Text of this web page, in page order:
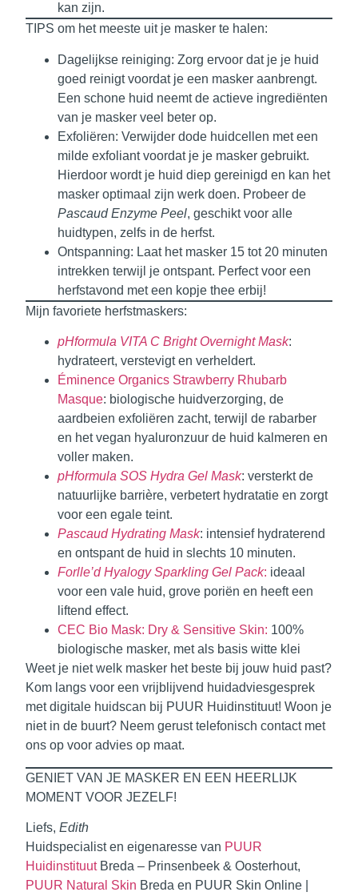
kan zijn.
TIPS om het meeste uit je masker te halen:
Dagelijkse reiniging: Zorg ervoor dat je je huid
goed reinigt voordat je een masker aanbrengt.
Een schone huid neemt de actieve ingrediënten
van je masker veel beter op.
Exfoliëren: Verwijder dode huidcellen met een
milde exfoliant voordat je je masker gebruikt.
Hierdoor wordt je huid diep gereinigd en kan het
masker optimaal zijn werk doen. Probeer de
Pascaud Enzyme Peel, geschikt voor alle
huidtypen, zelfs in de herfst.
Ontspanning: Laat het masker 15 tot 20 minuten
intrekken terwijl je ontspant. Perfect voor een
herfstavond met een kopje thee erbij!
Mijn favoriete herfstmaskers:
pHformula VITA C Bright Overnight Mask:
hydrateert, verstevigt en verheldert.
Éminence Organics Strawberry Rhubarb
Masque: biologische huidverzorging, de
aardbeien exfoliëren zacht, terwijl de rabarber
en het vegan hyaluronzuur de huid kalmeren en
voller maken.
pHformula SOS Hydra Gel Mask: versterkt de
natuurlijke barrière, verbetert hydratatie en zorgt
voor een egale teint.
Pascaud Hydrating Mask: intensief hydraterend
en ontspant de huid in slechts 10 minuten.
Forlle’d Hyalogy Sparkling Gel Pack: ideaal
voor een vale huid, grove poriën en heeft een
liftend effect.
CEC Bio Mask: Dry & Sensitive Skin: 100%
biologische masker, met als basis witte klei
Weet je niet welk masker het beste bij jouw huid past?
Kom langs voor een vrijblijvend huidadviesgesprek
met digitale huidscan bij PUUR Huidinstituut! Woon je
niet in de buurt? Neem gerust telefonisch contact met
ons op voor advies op maat.
GENIET VAN JE MASKER EN EEN HEERLIJK
MOMENT VOOR JEZELF!
Liefs, Edith
Huidspecialist en eigenaresse van PUUR
Huidinstituut Breda – Prinsenbeek & Oosterhout,
PUUR Natural Skin Breda en PUUR Skin Online |